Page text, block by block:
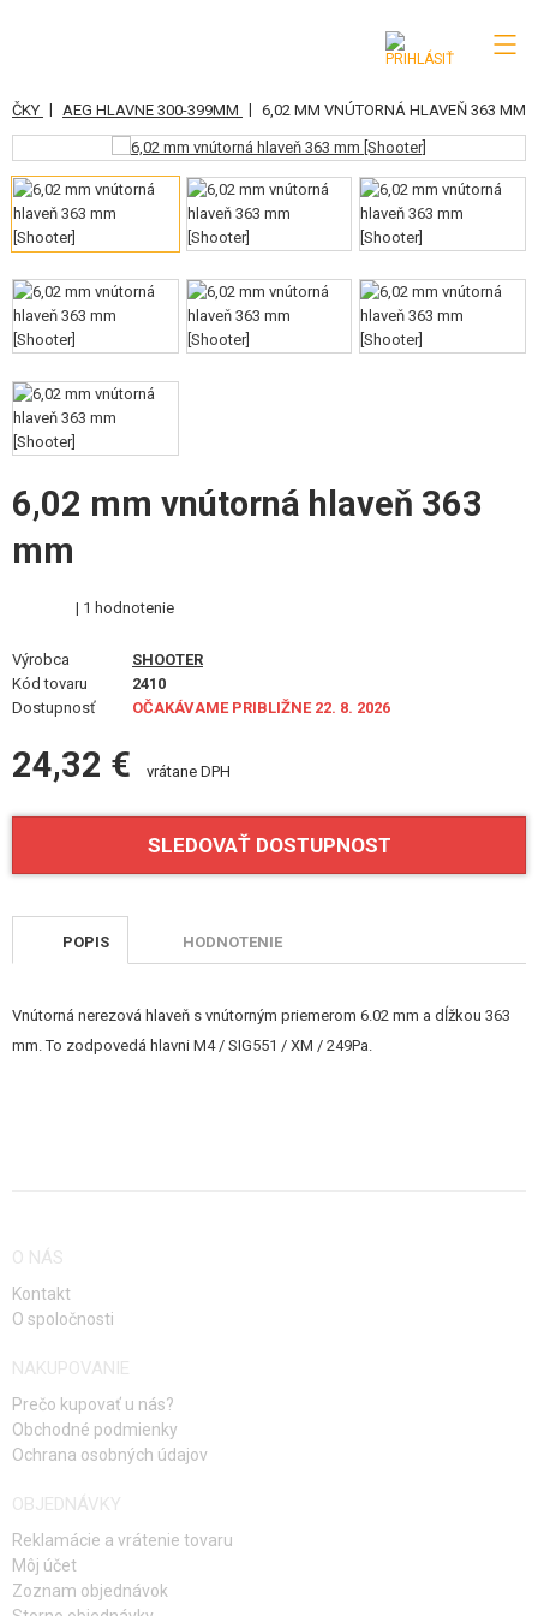
KATEGÓRIE
AIRSOFTOVÉ ZBRANE
VZDUCHOVÉ ZBRANE, PRAKY
GRANÁTOMETY, GRANÁTY
GULIČKY, PLYN
AKUMULÁTORY, NABÍJAČKY
ZÁSOBNÍKY, PLNIČKY
OKULIARE, MASKY
VÝSTROJ, UNIFORMY, PÚZDRA
MASKOVANIE, FARBY, PÁSKY
VYSIELAČKY, HEADSETY, KAMERY
DOPLNKY K ZBRANIAM, POPRUHY
NÁHRADNÉ DIELY ZBRANÍ, UPGRADE
SERVIS A ÚDRŽBA ZBRANÍ
SEBAOBRANA, VÝCVIK, NOŽE
JEDLO
NOVÝ TOVAR
ZĽAVY, AKCIE
| AEG HLAVNE 300-399MM | 6,02 MM VNÚTORNÁ HLAVEŇ 363 MM
6,02 mm vnútorná hlaveň 363
mm
| 1 hodnotenie
Výrobca
SHOOTER
Kód tovaru
2410
Dostupnosť
OČAKÁVAME PRIBLIŽNE 22. 8. 2026
24,32 € vrátane DPH
SLEDOVAŤ DOSTUPNOST
POPIS HODNOTENIE
Vnútorná nerezová hlaveň s vnútorným priemerom 6.02 mm a dĺžkou 363
mm. To zodpovedá hlavni M4 / SIG551 / XM / 249Pa.
O NÁS
Kontakt
O spoločnosti
NAKUPOVANIE
Prečo kupovať u nás?
Obchodné podmienky
Ochrana osobných údajov
OBJEDNÁVKY
Reklamácie a vrátenie tovaru
Môj účet
Zoznam objednávok